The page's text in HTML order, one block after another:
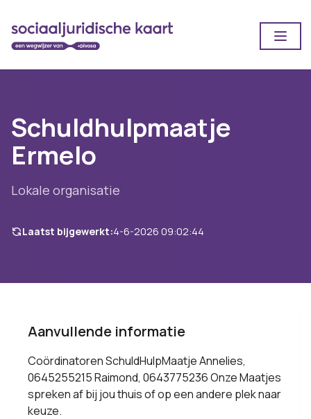
Schuldhulpmaatje
Ermelo
Lokale organisatie
Laatst bijgewerkt:4-6-2026 09:02:44
Aanvullende informatie
Coördinatoren SchuldHulpMaatje Annelies,
0645255215 Raimond, 0643775236 Onze Maatjes
spreken af bij jou thuis of op een andere plek naar
keuze.